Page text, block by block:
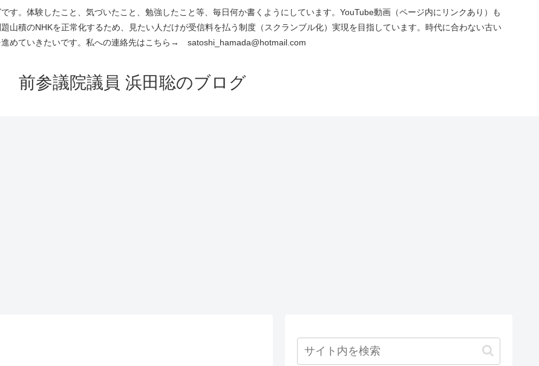
す。体験したこと、気づいたこと、勉強したこと等、毎日何か書くようにしています。YouTube動画（ページ内にリンクあり）も
山積のNHKを正常化するため、見たい人だけが受信料を払う制度（スクランブル化）実現を目指しています。時代に合わない古い
進めていきたいです。私への連絡先はこちら→ satoshi_hamada@hotmail.com
前参議院議員 浜田聡のブログ